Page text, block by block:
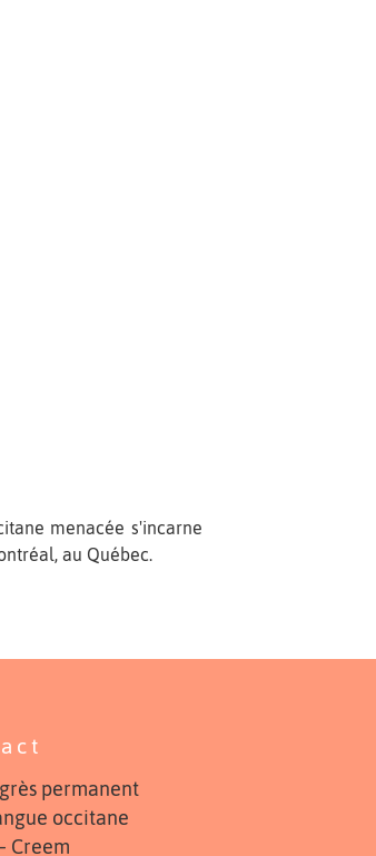
menacée s'incarne
au Québec.
permanent
occitane
Creem